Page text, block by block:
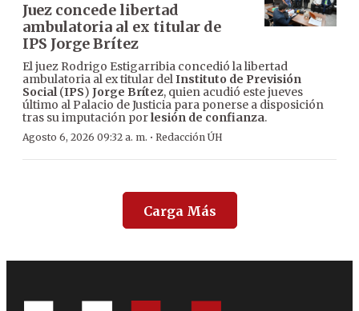
Juez concede libertad
ambulatoria al ex titular de
IPS Jorge Brítez
El juez Rodrigo Estigarribia concedió la libertad
ambulatoria al ex titular delInstituto de Previsión
Social(IPS) Jorge Brítez, quien acudió este jueves
último al Palacio de Justicia para ponerse a disposición
tras su imputación porlesión de confianza.
Agosto 6, 2026 09:32 a. m. · Redacción ÚH
Carga Más